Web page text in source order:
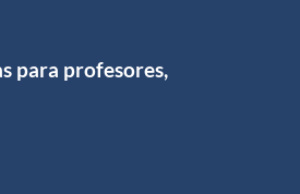
para profesores,